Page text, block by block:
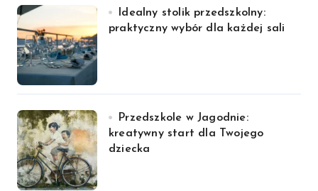
Idealny stolik przedszkolny:
praktyczny wybór dla każdej sali
Przedszkole w Jagodnie:
kreatywny start dla Twojego
dziecka